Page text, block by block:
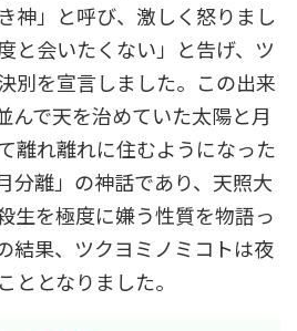
神」と呼び、激しく怒りまし
と会いたくない」と告げ、ツ
別を宣言しました。この出来
んで天を治めていた太陽と月
離れ離れに住むようになった
分離」の神話であり、天照大
生を極度に嫌う性質を物語っ
結果、ツクヨミノミコトは夜
ととなりました。